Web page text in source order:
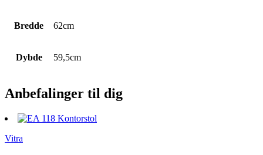
Bredde 62cm
Dybde 59,5cm
Anbefalinger til dig
Vitra